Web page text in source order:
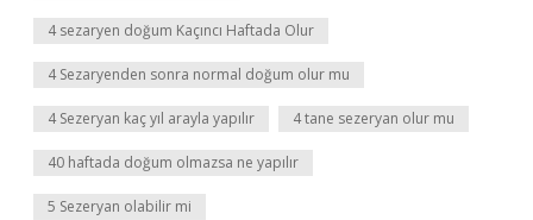
4 sezaryen doğum Kaçıncı Haftada Olur
4 Sezaryenden sonra normal doğum olur mu
4 Sezeryan kaç yıl arayla yapılır 4 tane sezeryan olur mu
40 haftada doğum olmazsa ne yapılır
5 Sezeryan olabilir mi